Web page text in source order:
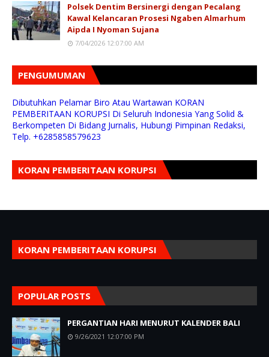
Polsek Dentim Bersinergi dengan Pecalang
Kawal Kelancaran Prosesi Ngaben Almarhum
Aipda I Nyoman Sujana
7/04/2026 12:07:00 AM
PENGUMUMAN
Dibutuhkan Pelamar Biro Atau Wartawan KORAN
PEMBERITAAN KORUPSI Di Seluruh Indonesia Yang Solid &
Berkompeten Di Bidang Jurnalis, Hubungi Pimpinan Redaksi,
Telp. +6285858579623
KORAN PEMBERITAAN KORUPSI
KORAN PEMBERITAAN KORUPSI
POPULAR POSTS
PERGANTIAN HARI MENURUT KALENDER BALI
9/26/2021 12:07:00 PM